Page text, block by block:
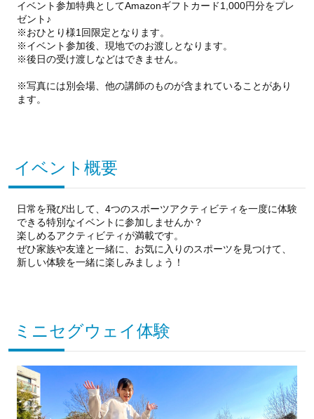
イベント参加特典としてAmazonギフトカード1,000円分をプレ
ゼント♪
※おひとり様1回限定となります。
※イベント参加後、現地でのお渡しとなります。
※後日の受け渡しなどはできません。
※写真には別会場、他の講師のものが含まれていることがあり
ます。
イベント概要
日常を飛び出して、4つのスポーツアクティビティを一度に体験
できる特別なイベントに参加しませんか？
楽しめるアクティビティが満載です。
ぜひ家族や友達と一緒に、お気に入りのスポーツを見つけて、
新しい体験を一緒に楽しみましょう！
ミニセグウェイ体験